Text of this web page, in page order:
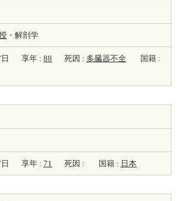
・解剖学
享年 : 88 死因 : 多臓器不全
国籍 :
享年 : 71 死因 : 国籍 : 日本